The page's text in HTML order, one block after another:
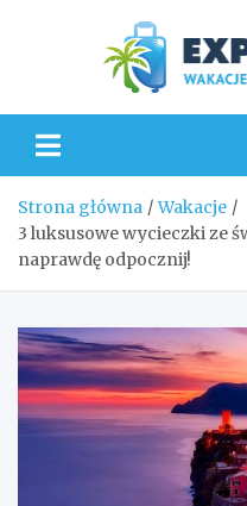
Strona główna
Wakacje
3 luksusowe wycieczki ze
naprawdę odpocznij!